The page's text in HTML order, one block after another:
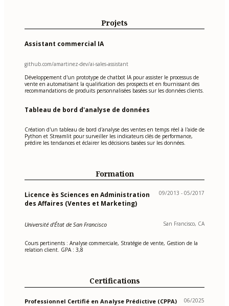
Projets
Assistant commercial IA
github.com/amartinez-dev/ai-sales-assistant
Développement d'un prototype de chatbot IA pour assister le processus de
vente en automatisant la qualification des prospects et en fournissant des
recommandations de produits personnalisées basées sur les données clients.
Tableau de bord d'analyse de données
Création d'un tableau de bord d'analyse des ventes en temps réel à l'aide de
Python et Streamlit pour surveiller les indicateurs clés de performance,
prédire les tendances et éclairer les décisions basées sur les données.
Formation
Licence ès Sciences en Administration
des Affaires (Ventes et Marketing)
09/2013 - 05/2017
Université d'État de San Francisco San Francisco, CA
Cours pertinents : Analyse commerciale, Stratégie de vente, Gestion de la
relation client. GPA : 3,8
Certifications
Professionnel Certifié en Analyse Prédictive (CPPA) 06/2025